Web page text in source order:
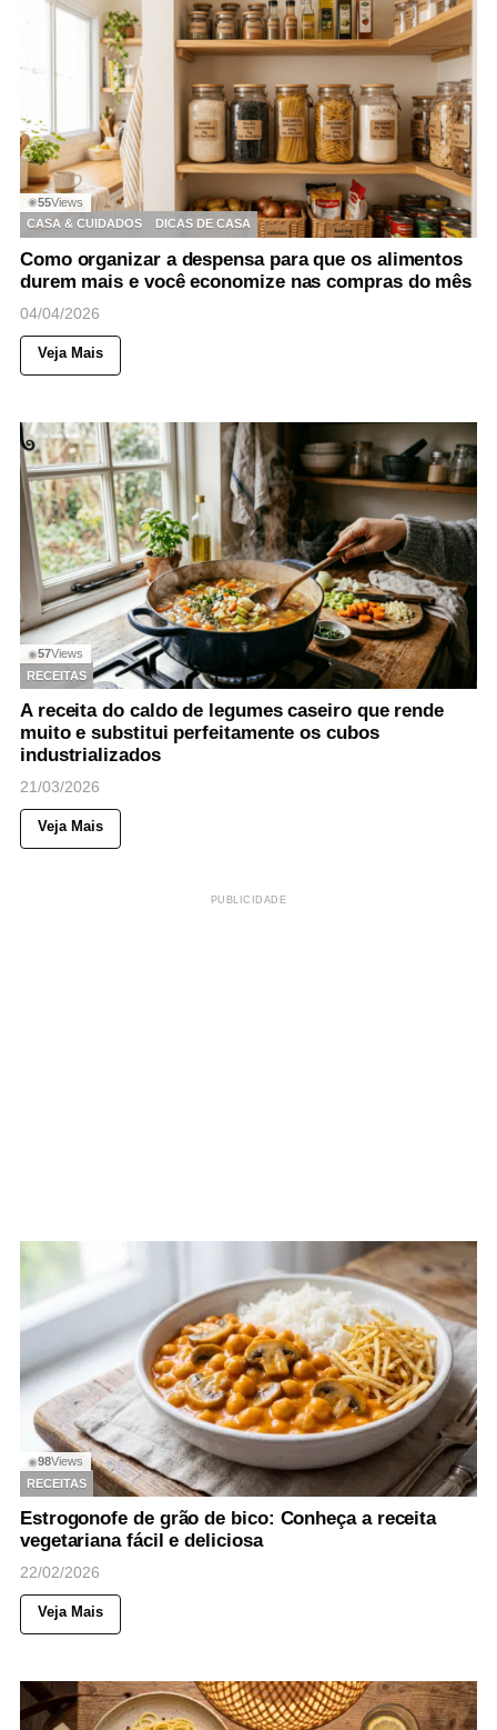
◉55Views
CASA & CUIDADOS
DICAS DE CASA
Como organizar a despensa para que os alimentos
durem mais e você economize nas compras do mês
04/04/2026
Veja Mais
◉57Views
RECEITAS
A receita do caldo de legumes caseiro que rende
muito e substitui perfeitamente os cubos
industrializados
21/03/2026
Veja Mais
PUBLICIDADE
◉98Views
RECEITAS
Estrogonofe de grão de bico: Conheça a receita
vegetariana fácil e deliciosa
22/02/2026
Veja Mais